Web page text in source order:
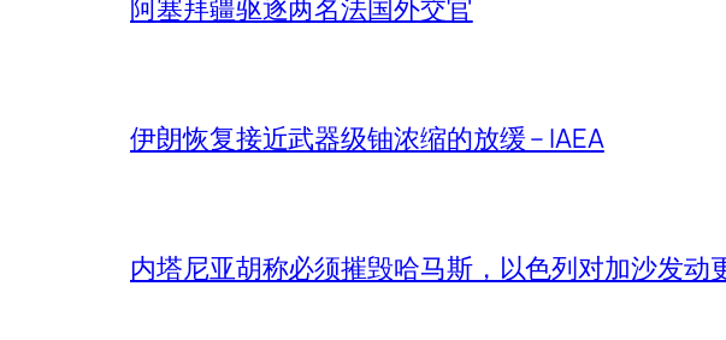
阿塞拜疆驱逐两名法国外交官
伊朗恢复接近武器级铀浓缩的放缓 – IAEA
内塔尼亚胡称必须摧毁哈马斯，以色列对加沙发动